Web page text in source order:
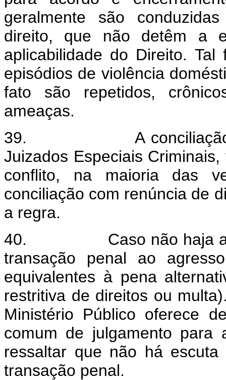
geralmente são
direito, que não detêm a
aplicabilidade do Direito.
episódios de violência
fato são repetidos,
ameaças.
39.
A
Juizados Especiais
conflito, na maioria das
conciliação com renúncia de
a regra.
40.
Caso não haja
transação penal ao
equivalentes à pena
restritiva de direitos ou
Ministério Público oferece
comum de julgamento para
ressaltar que não há
transação penal.